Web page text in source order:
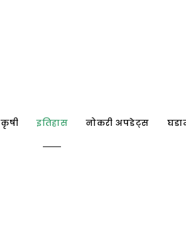
कृषी इतिहास नोकरी अपडेट्स